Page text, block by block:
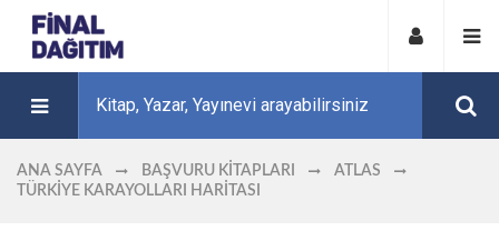
ANA SAYFA BAŞVURU KITAPLARI
ATLAS
TÜRKIYE KARAYOLLARI HARITASI